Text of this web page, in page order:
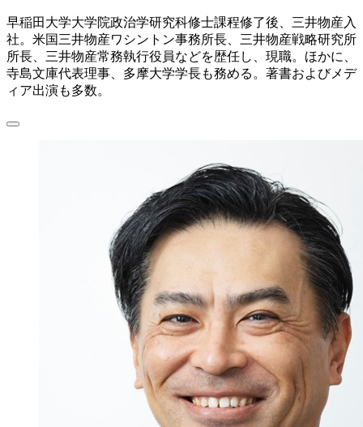
早稲田大学大学院政治学研究科修士課程修了後、三井物産入
社。米国三井物産ワシントン事務所長、三井物産戦略研究所
所長、三井物産常務執行役員などを歴任し、現職。ほかに、
寺島文庫代表理事、多摩大学学長も務める。著書およびメデ
ィア出演も多数。